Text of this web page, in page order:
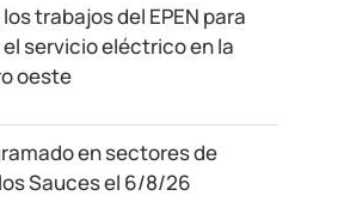
trabajos del EPEN para
servicio eléctrico en la
oeste
en sectores de
Sauces el 6/8/26